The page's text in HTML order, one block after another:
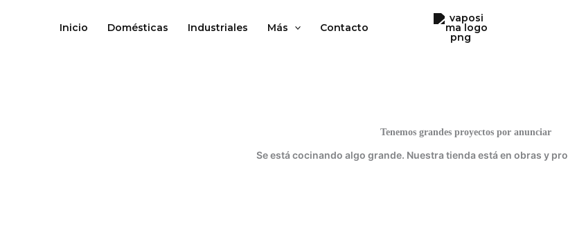
Inicio Domésticas Industriales Más Contacto
Tenemos grandes proyectos por anunciar
Se está cocinando algo grande. Nuestra tienda está en obras y